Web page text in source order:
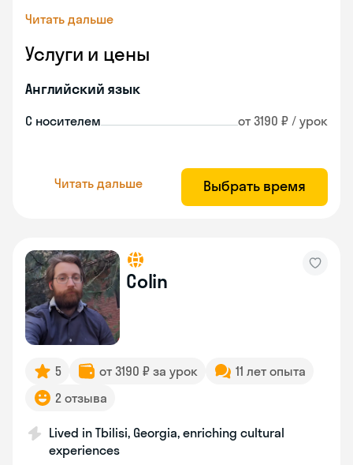
Читать дальше
Услуги и цены
Английский язык
С носителем от 3190 ₽ / урок
Читать дальше Выбрать время
Colin
5 от 3190 ₽ за урок
11 лет опыта
2 отзыва
Lived in Tbilisi, Georgia, enriching cultural
experiences